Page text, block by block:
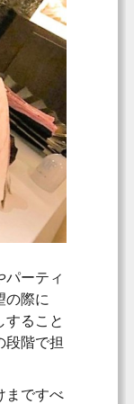
パーティ
の際に
すること
段階で担
まですべ